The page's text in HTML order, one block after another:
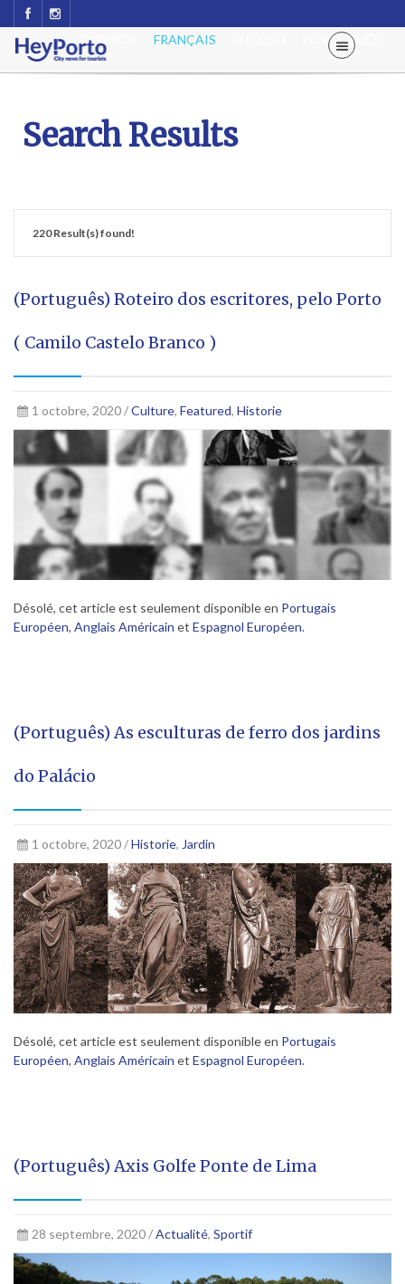
PORTUGUÊS
FRANÇAIS
ESPAÑOL
Search Results
220 Result(s) found!
(Português) Roteiro dos escritores, pelo Porto
( Camilo Castelo Branco )
1 octobre, 2020 /Culture, Featured, Historie
Désolé, cet article est seulement disponible en Portugais
Européen, Anglais Américain et Espagnol Européen.
(Português) As esculturas de ferro dos jardins
do Palácio
1 octobre, 2020 /Historie, Jardin
Désolé, cet article est seulement disponible en Portugais
Européen, Anglais Américain et Espagnol Européen.
(Português) Axis Golfe Ponte de Lima
28 septembre, 2020 /Actualité, Sportif